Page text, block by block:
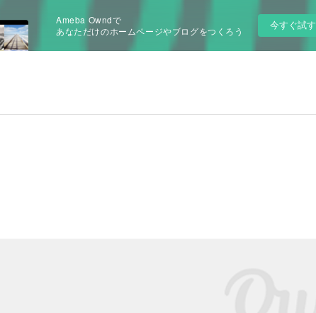
Ameba Owndで
あなただけのホームページやブログをつくろう
今すぐ試す